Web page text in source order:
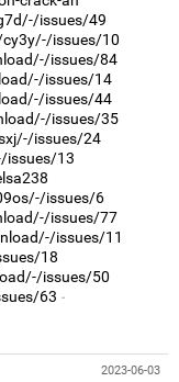
issues/49
issues/10
issues/84
issues/14
issues/44
issues/35
issues/24
issues/13
issues/6
issues/77
issues/11
18
issues/50
63
2023-06-03